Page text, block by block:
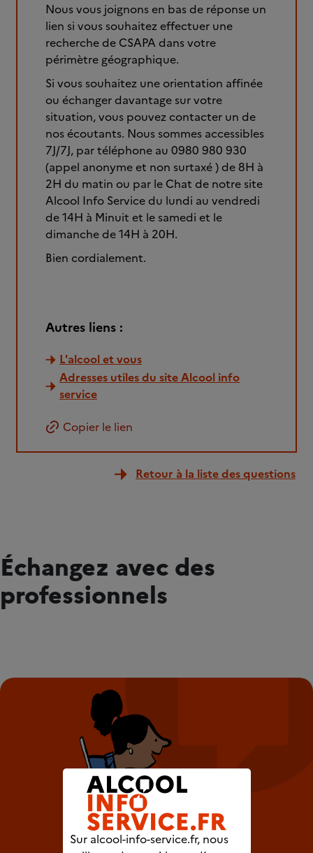
Nous vous joignons en bas de réponse un
lien si vous souhaitez effectuer une
recherche de CSAPA dans votre
périmètre géographique.
Si vous souhaitez une orientation affinée
ou échanger davantage sur votre
situation, vous pouvez contacter un de
nos écoutants. Nous sommes accessibles
7J/7J, par téléphone au 0980 980 930
(appel anonyme et non surtaxé ) de 8H à
2H du matin ou par le Chat de notre site
Alcool Info Service du lundi au vendredi
de 14H à Minuit et le samedi et le
dimanche de 14H à 20H.
Bien cordialement.
Autres liens :
L'alcool et vous
Adresses utiles du site Alcool info
service
Copier le lien
Retour à la liste des questions
Échangez avec des
professionnels
Sur alcool-info-service.fr, nous